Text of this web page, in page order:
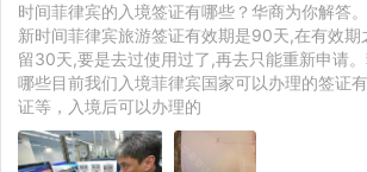
时间菲律宾的入境签证有哪些？华商为你解答
新时间菲律宾旅游签证有效期是90天,在有效
留30天,要是去过使用过了,再去只能重新申请
哪些目前我们入境菲律宾国家可以办理的签证
证等，入境后可以办理的